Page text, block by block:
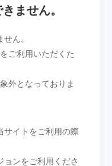
ません。
ん。
ご利用いただくた
外となっておりま
サイトをご利用の際
ンをご利用くださ